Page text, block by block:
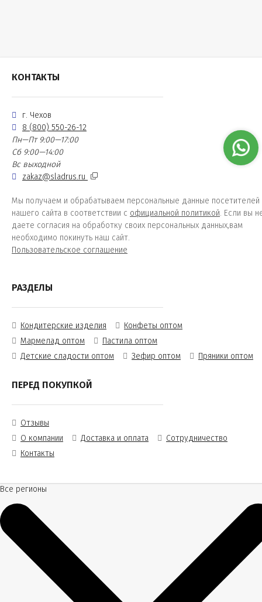
КОНТАКТЫ
г. Чехов
8 (800) 550-26-12
Пн—Пт 9:00—17:00
Сб 9:00—14:00
Вс выходной
zakaz@sladrus.ru
Мы получаем и обрабатываем персональные данные посетителей
нашего сайта в соответствии с официальной политикой. Если вы
даете согласия на обработку своих персональных данных,вам
необходимо покинуть наш сайт.
Пользовательское соглашение
РАЗДЕЛЫ
Кондитерские изделия
Конфеты оптом
Мармелад оптом
Пастила оптом
Детские сладости оптом
Зефир оптом Пряники оптом
ПЕРЕД ПОКУПКОЙ
Отзывы
О компании
Доставка и оплата
Сотрудничество
Контакты
Все регионы